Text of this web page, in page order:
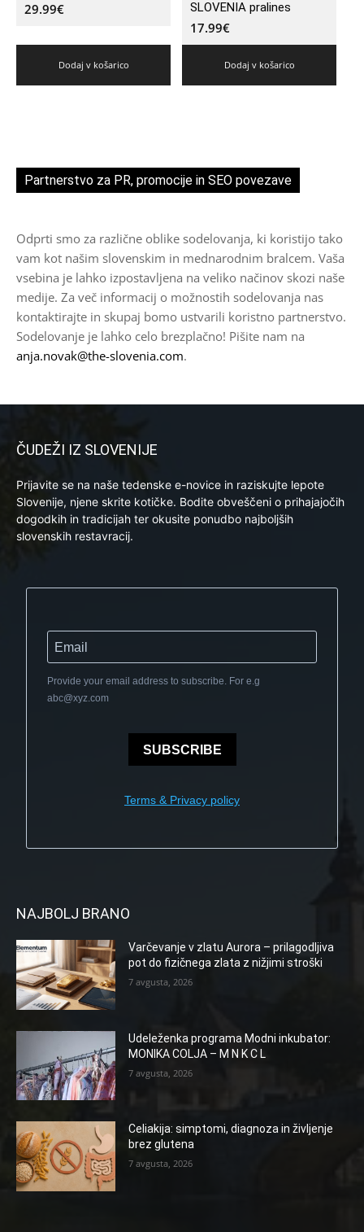
29.99€
Dodaj v košarico
SLOVENIA pralines
17.99€
Dodaj v košarico
Partnerstvo za PR, promocije in SEO povezave
Odprti smo za različne oblike sodelovanja, ki koristijo tako
vam kot našim slovenskim in mednarodnim bralcem. Vaša
vsebina je lahko izpostavljena na veliko načinov skozi naše
medije. Za več informacij o možnostih sodelovanja nas
kontaktirajte in skupaj bomo ustvarili koristno partnerstvo.
Sodelovanje je lahko celo brezplačno! Pišite nam na
anja.novak@the-slovenia.com.
ČUDEŽI IZ SLOVENIJE
Prijavite se na naše tedenske e-novice in raziskujte lepote
Slovenije, njene skrite kotičke. Bodite obveščeni o prihajajočih
dogodkih in tradicijah ter okusite ponudbo najboljših
slovenskih restavracij.
Provide your email address to subscribe. For e.g
abc@xyz.com
SUBSCRIBE
Terms & Privacy policy
NAJBOLJ BRANO
Varčevanje v zlatu Aurora – prilagodljiva
pot do fizičnega zlata z nižjimi stroški
7 avgusta, 2026
Udeleženka programa Modni inkubator:
MONIKA COLJA – M N K C L
7 avgusta, 2026
Celiakija: simptomi, diagnoza in življenje
brez glutena
7 avgusta, 2026